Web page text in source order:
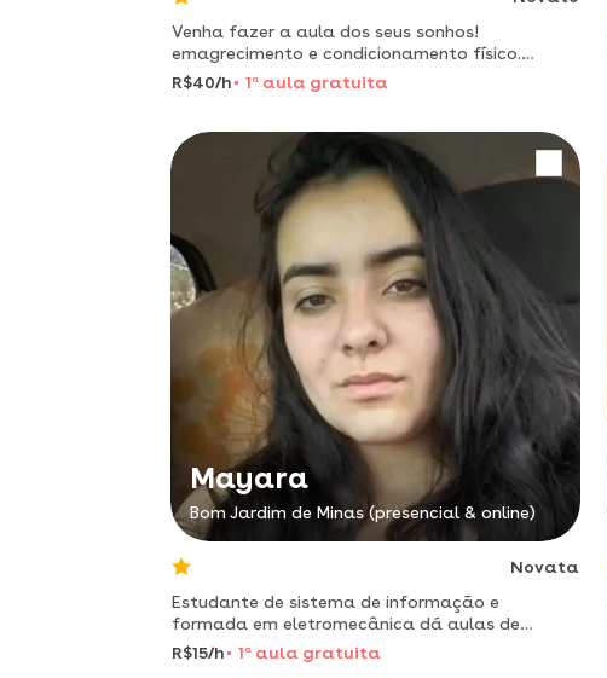
Venha fazer a aula dos seus sonhos!
emagrecimento e condicionamento físico.
invista na sua saúde. invista em você!
R$40/h 1 a aula gratuita
Mayara
Bom Jardim de Minas (presencial & online)
Novata
Estudante de sistema de informação e
formada em eletromecânica dá aulas de
reforço escolar para alunos do ensino
R$15/h 1 a aula gratuita